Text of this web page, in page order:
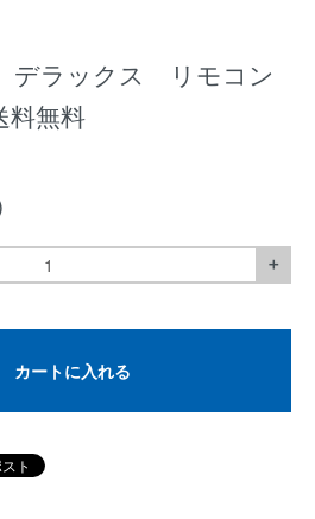
デラックス リモコン
無料
＋
カートに入れる